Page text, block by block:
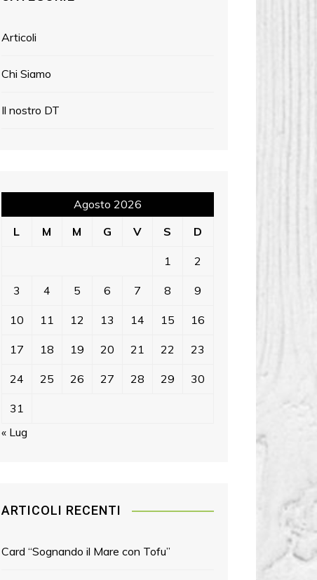
Articoli
Chi Siamo
Il nostro DT
Agosto 2026
L
M M G V S D
1 2
3 4 5 6 7 8 9
10 11 12 13 14 15 16
17 18 19 20 21 22 23
24 25 26 27 28 29 30
31
« Lug
ARTICOLI RECENTI
Card “Sognando il Mare con Tofu”